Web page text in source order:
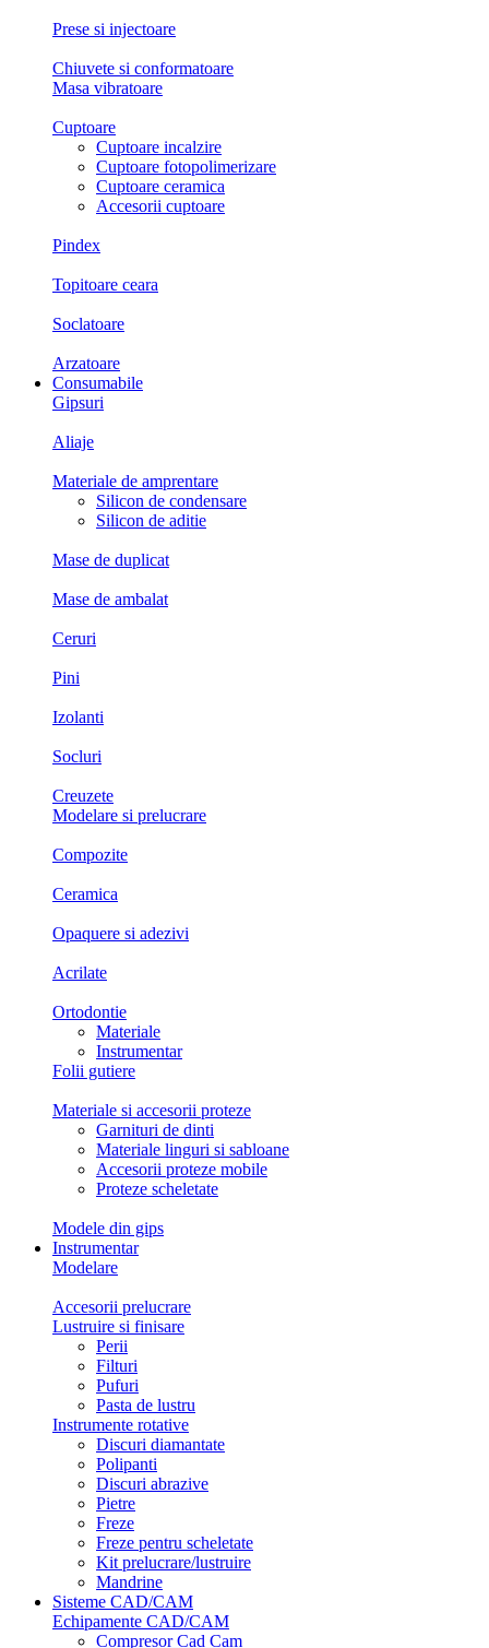
Prese si injectoare
Chiuvete si conformatoare
Masa vibratoare
Cuptoare
Cuptoare incalzire
Cuptoare fotopolimerizare
Cuptoare ceramica
Accesorii cuptoare
Pindex
Topitoare ceara
Soclatoare
Arzatoare
Consumabile
Gipsuri
Aliaje
Materiale de amprentare
Silicon de condensare
Silicon de aditie
Mase de duplicat
Mase de ambalat
Ceruri
Pini
Izolanti
Socluri
Creuzete
Modelare si prelucrare
Compozite
Ceramica
Opaquere si adezivi
Acrilate
Ortodontie
Materiale
Instrumentar
Folii gutiere
Materiale si accesorii proteze
Garnituri de dinti
Materiale linguri si sabloane
Accesorii proteze mobile
Proteze scheletate
Modele din gips
Instrumentar
Modelare
Accesorii prelucrare
Lustruire si finisare
Perii
Filturi
Pufuri
Pasta de lustru
Instrumente rotative
Discuri diamantate
Polipanti
Discuri abrazive
Pietre
Freze
Freze pentru scheletate
Kit prelucrare/lustruire
Mandrine
Sisteme CAD/CAM
Echipamente CAD/CAM
Compresor Cad Cam